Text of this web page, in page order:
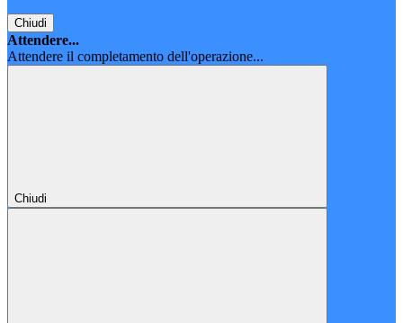
Chiudi
Attendere...
Attendere il completamento dell'operazione...
Chiudi